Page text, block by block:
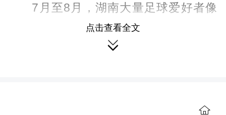
7月至8月，湖南大量足球爱好者像
杨立明一样参加海选，希望到“湘超”一展
身手。“犹豫了很久去不去，不去怕后悔
点击查看全文
